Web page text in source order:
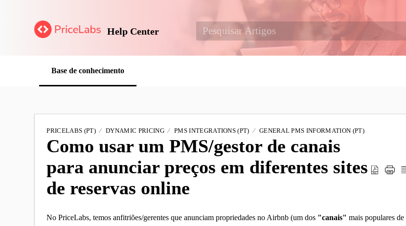
Help Center
Base de conhecimento
PRICELABS (PT) DYNAMIC PRICING PMS INTEGRATIONS (PT) GENERAL PMS INFORMATION (PT)
Como usar um PMS/gestor de canais
para anunciar preços em diferentes sites
de reservas online
No PriceLabs, temos anfitriões/gerentes que anunciam propriedades no Airbnb (um dos "canais" mais populares de